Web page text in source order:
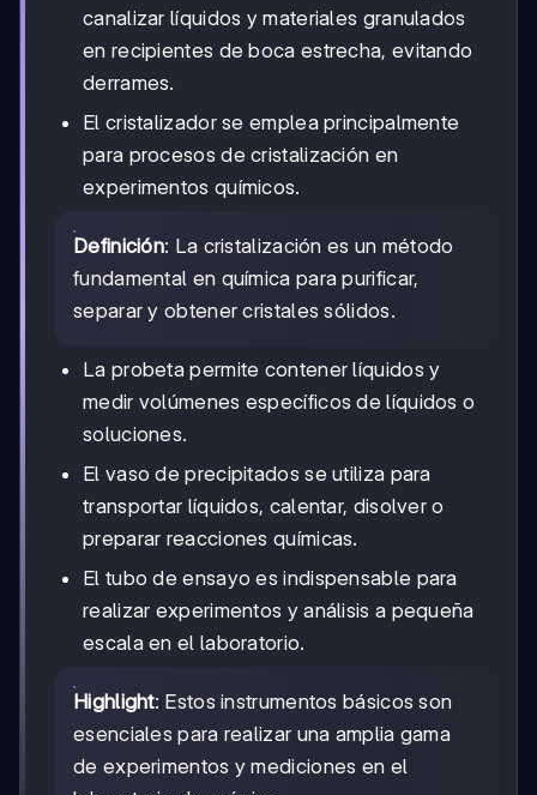
canalizar líquidos y materiales granulados
en recipientes de boca estrecha, evitando
derrames.
El cristalizador se emplea principalmente
para procesos de cristalización en
experimentos químicos.
Definición: La cristalización es un método
fundamental en química para purificar,
separar y obtener cristales sólidos.
La probeta permite contener líquidos y
medir volúmenes específicos de líquidos o
soluciones.
El vaso de precipitados se utiliza para
transportar líquidos, calentar, disolver o
preparar reacciones químicas.
El tubo de ensayo es indispensable para
realizar experimentos y análisis a pequeña
escala en el laboratorio.
Highlight: Estos instrumentos básicos son
esenciales para realizar una amplia gama
de experimentos y mediciones en el